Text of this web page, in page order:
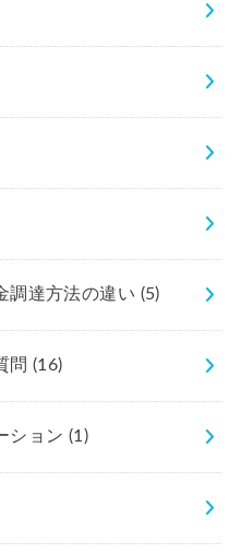
調達方法の違い (5)
問(16)
ション (1)